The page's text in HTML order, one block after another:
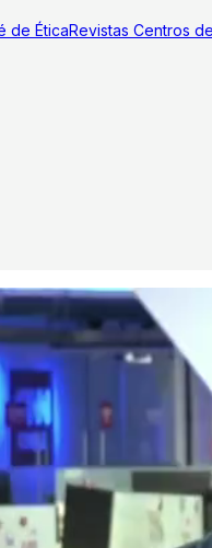
de ÉticaRevistas Centros